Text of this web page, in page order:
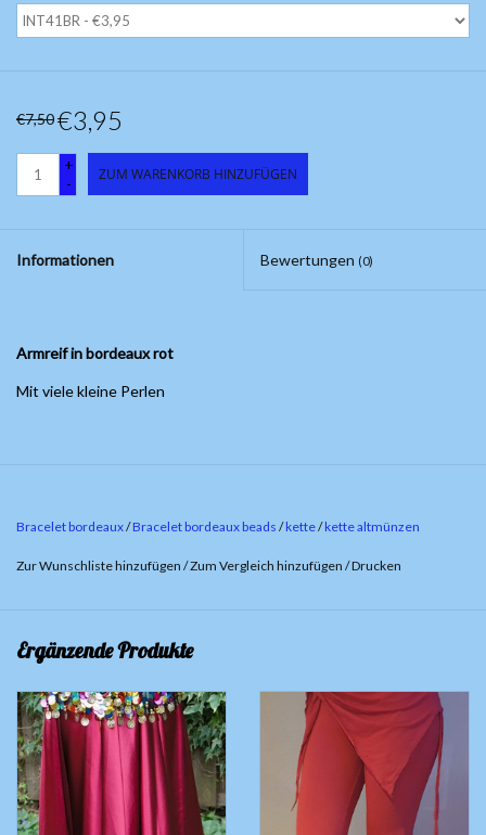
€7,50€3,95
+
-
ZUM WARENKORB HINZUFÜGEN
Informationen Bewertungen (0)
Armreif in bordeaux rot
Mit viele kleine Perlen
Bracelet bordeaux/Bracelet bordeaux beads /kette/kette altmünzen
Zur Wunschliste hinzufügen /Zum Vergleich hinzufügen /Drucken
Ergänzende Produkte